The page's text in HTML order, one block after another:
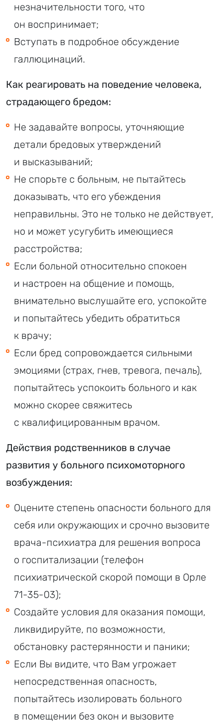
незначительности того, что
он воспринимает;
Вступать в подробное обсуждение
галлюцинаций.
Как реагировать на поведение человека,
страдающего бредом:
Не задавайте вопросы, уточняющие
детали бредовых утверждений
и высказываний;
Не спорьте с больным, не пытайтесь
доказывать, что его убеждения
неправильны. Это не только не действует,
но и может усугубить имеющиеся
расстройства;
Если больной относительно спокоен
и настроен на общение и помощь,
внимательно выслушайте его, успокойте
и попытайтесь убедить обратиться
к врачу;
Если бред сопровождается сильными
эмоциями (страх, гнев, тревога, печаль),
попытайтесь успокоить больного и как
можно скорее свяжитесь
с квалифицированным врачом.
Действия родственников в случае
развития у больного психомоторного
возбуждения:
Оцените степень опасности больного для
себя или окружающих и срочно вызовите
врача-психиатра для решения вопроса
о госпитализации (телефон
психиатрической скорой помощи в Орле
71-35-03);
Создайте условия для оказания помощи,
ликвидируйте, по возможности,
обстановку растерянности и паники;
Если Вы видите, что Вам угрожает
непосредственная опасность,
попытайтесь изолировать больного
в помещении без окон и вызовите